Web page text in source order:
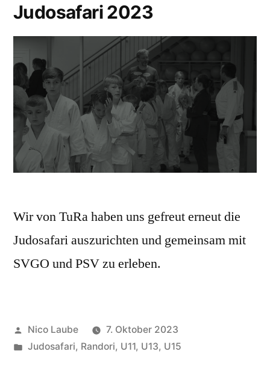
Judosafari 2023
Wir von TuRa haben uns gefreut erneut die
Judosafari auszurichten und gemeinsam mit
SVGO und PSV zu erleben.
Veröffentlicht
von
Nico Laube
7. Oktober 2023
Veröffentlicht
Judosafari, Randori, U11, U13, U15